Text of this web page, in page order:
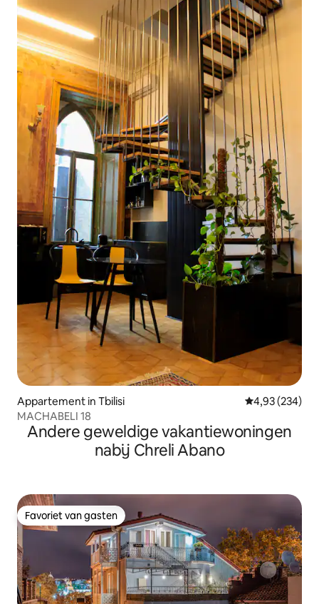
Appartement in Tbilisi Gemiddelde
4,93 (234)
MACHABELI 18
Andere geweldige vakantiewoningen
nabij Chreli Abano
Favoriet van gasten
Favoriet van gasten